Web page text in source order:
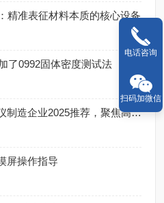
精准表征材料本质的核心设备
了0992固体密度测试法
实验室用隔膜孔径测定仪制造企业2025推荐，聚焦高精度与自动化集成
屏操作指导
电话咨询
扫码加微信